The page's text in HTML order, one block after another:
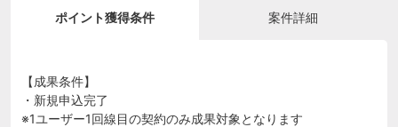
ポイント獲得条件 案件詳細
【成果条件】
・新規申込完了
※1ユーザー1回線目の契約のみ成果対象となります